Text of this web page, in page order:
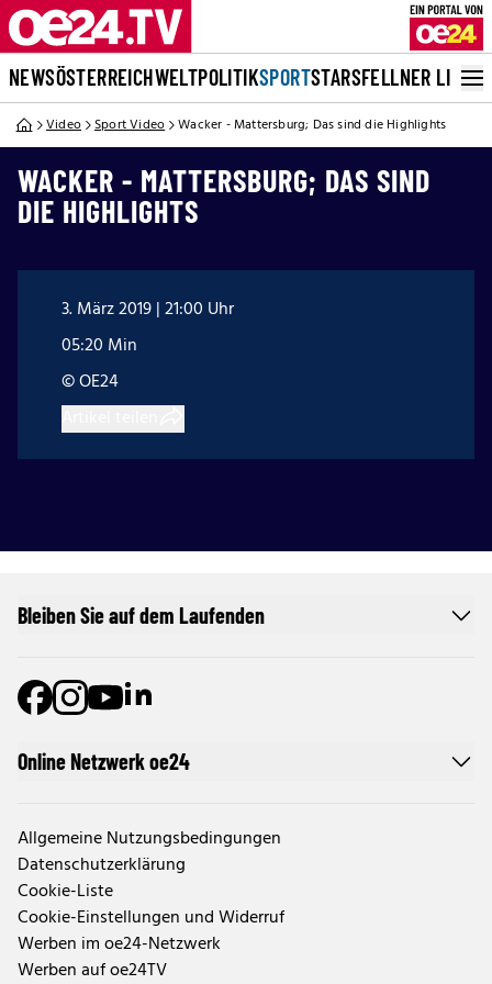
NEWSÖSTERREICHWELTPOLITIKSPORTSTARSFELLNER LIVE
Video Sport Video Wacker - Mattersburg; Das sind die Highlights
WACKER - MATTERSBURG; DAS SIND
DIE HIGHLIGHTS
3. März 2019 | 21:00 Uhr
05:20 Min
© OE24
Online Netzwerk oe24
Allgemeine Nutzungsbedingungen
Datenschutzerklärung
Cookie-Liste
Cookie-Einstellungen und Widerruf
Werben im oe24-Netzwerk
Werben auf oe24TV
Bleiben Sie auf dem Laufenden